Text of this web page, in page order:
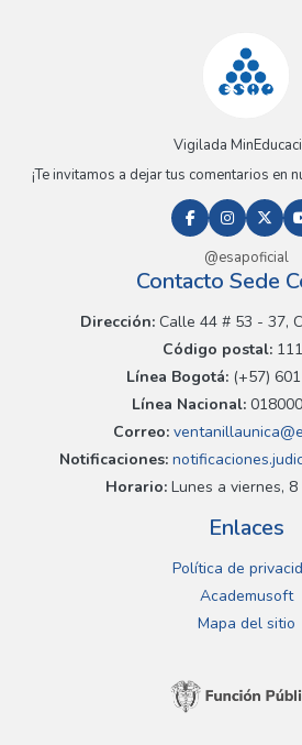
Vigilada
¡Te invitamos a dejar tus comentarios en
@esapoficial
Contacto Sede
Dirección:Calle 44 # 53 - 37,
Código postal:
Línea Bogotá:(+57)
Línea Nacional:
Correo:
Notificaciones:
Horario:Lunes a viernes, 8
Enlaces
Política de
Academusoft
Mapa del sitio